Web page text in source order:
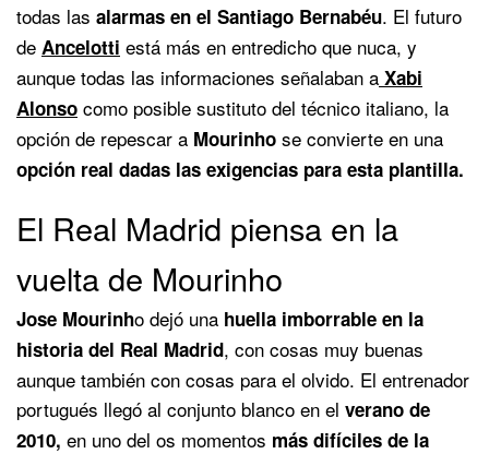
todas las alarmas en el Santiago Bernabéu. El futuro
de Ancelotti está más en entredicho que nuca, y
aunque todas las informaciones señalaban a Xabi
Alonso como posible sustituto del técnico italiano, la
opción de repescar a Mourinho se convierte en una
opción real dadas las exigencias para esta plantilla.
El Real Madrid piensa en la
vuelta de Mourinho
Jose Mourinho dejó una huella imborrable en la
historia del Real Madrid, con cosas muy buenas
aunque también con cosas para el olvido. El entrenador
portugués llegó al conjunto blanco en el verano de
2010, en uno del os momentos más difíciles de la